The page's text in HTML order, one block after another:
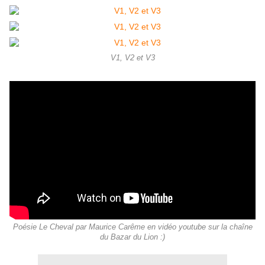
V1, V2 et V3
Poésie Le Cheval par Maurice Carême en vidéo youtube sur la chaîne
du Bazar du Lion :)